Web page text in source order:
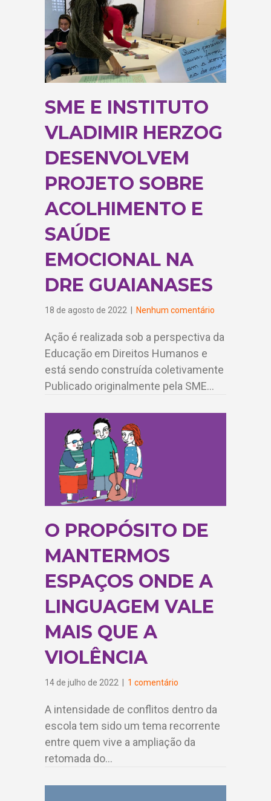
SME E INSTITUTO
VLADIMIR HERZOG
DESENVOLVEM
PROJETO SOBRE
ACOLHIMENTO E
SAÚDE
EMOCIONAL NA
DRE GUAIANASES
18 de agosto de 2022 Nenhum comentário
Ação é realizada sob a perspectiva da
Educação em Direitos Humanos e
está sendo construída coletivamente
Publicado originalmente pela SME…
O PROPÓSITO DE
MANTERMOS
ESPAÇOS ONDE A
LINGUAGEM VALE
MAIS QUE A
VIOLÊNCIA
14 de julho de 2022 1 comentário
A intensidade de conflitos dentro da
escola tem sido um tema recorrente
entre quem vive a ampliação da
retomada do…